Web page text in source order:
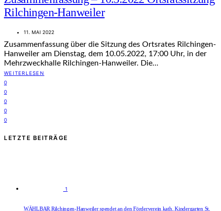
Rilchingen-Hanweiler
11. MAI 2022
Zusammenfassung über die Sitzung des Ortsrates Rilchingen-
Hanweiler am Dienstag, dem 10.05.2022, 17:00 Uhr, in der
Mehrzweckhalle Rilchingen-Hanweiler. Die…
WEITERLESEN
0
0
0
0
0
LETZTE BEITRÄGE
1
WÄHLBAR Rilchingen-Hanweiler spendet an den Förderverein kath. Kindergarten St.